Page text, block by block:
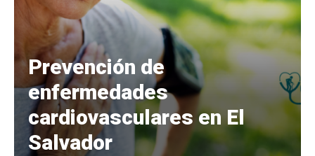
Prevención de
enfermedades
cardiovasculares en El
Salvador